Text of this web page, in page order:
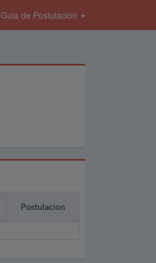
Guia de Postulación
Postulacion